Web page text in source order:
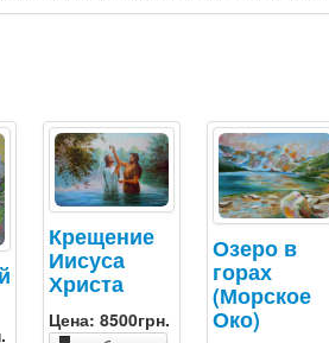
Крещение
Иисуса
Христа
Цена: 8500грн.
Озеро в
горах
(Морское
Око)